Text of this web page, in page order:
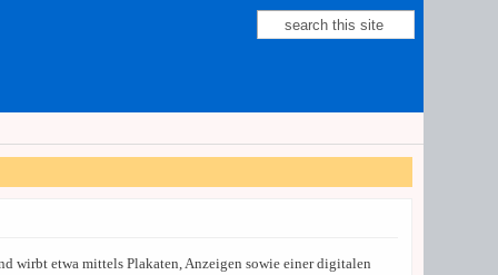
Suchformular
Suche
wirbt etwa mittels Plakaten, Anzeigen sowie einer digitalen